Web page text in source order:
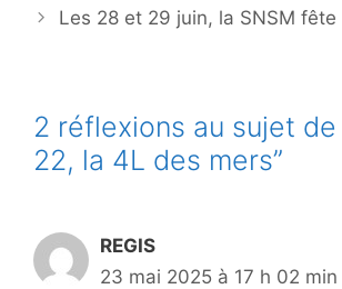
Les 28 et 29 juin, la SNSM
2 réflexions au sujet de
22, la 4L des mers”
REGIS
23 mai 2025 à 17 h 02 min